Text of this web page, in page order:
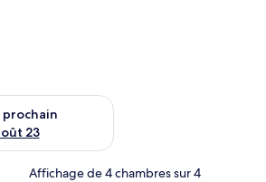
prochain
23
pour le week-end prochain août 21 -
Affichage de 4 chambres sur 4